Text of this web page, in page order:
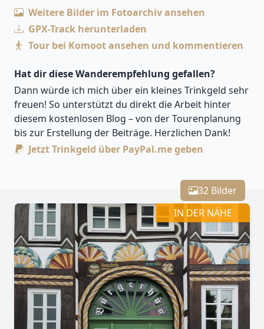
Weitere Bilder im Fotoarchiv ansehen
GPX-Track herunterladen
Tour bei Komoot ansehen und kommentieren
Hat dir diese Wanderempfehlung gefallen?
Dann würde ich mich über ein kleines Trinkgeld sehr
freuen! So unterstützt du direkt die Arbeit hinter
diesem kostenlosen Blog – von der Tourenplanung
bis zur Erstellung der Beiträge. Herzlichen Dank!
Jetzt Trinkgeld über PayPal.me geben
Zoomen mit Strg+Mausrad
−
32 Bilder
IN DER NÄHE